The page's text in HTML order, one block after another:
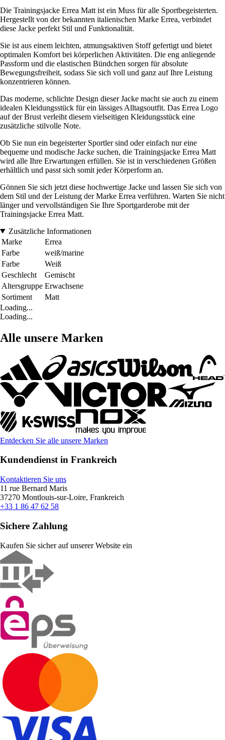
Die Trainingsjacke Errea Matt ist ein Muss für alle Sportbegeisterten.
Hergestellt von der bekannten italienischen Marke Errea, verbindet
diese Jacke perfekt Stil und Funktionalität.
Sie ist aus einem leichten, atmungsaktiven Stoff gefertigt und bietet
optimalen Komfort bei körperlichen Aktivitäten. Die eng anliegende
Passform und die elastischen Bündchen sorgen für absolute
Bewegungsfreiheit, sodass Sie sich voll und ganz auf Ihre Leistung
konzentrieren können.
Das moderne, schlichte Design dieser Jacke macht sie auch zu einem
idealen Kleidungsstück für ein lässiges Alltagsoutfit. Das Errea Logo
auf der Brust verleiht diesem vielseitigen Kleidungsstück eine
zusätzliche stilvolle Note.
Ob Sie nun ein begeisterter Sportler sind oder einfach nur eine
bequeme und modische Jacke suchen, die Trainingsjacke Errea Matt
wird alle Ihre Erwartungen erfüllen. Sie ist in verschiedenen Größen
erhältlich und passt sich somit jeder Körperform an.
Gönnen Sie sich jetzt diese hochwertige Jacke und lassen Sie sich von
dem Stil und der Leistung der Marke Errea verführen. Warten Sie nicht
länger und vervollständigen Sie Ihre Sportgarderobe mit der
Trainingsjacke Errea Matt.
Zusätzliche Informationen
Marke
Errea
Farbe
weiß/marine
Farbe
Weiß
Geschlecht
Gemischt
Altersgruppe Erwachsene
Sortiment
Matt
Loading...
Loading...
Alle unsere Marken
Entdecken Sie alle unsere Marken
Kundendienst in Frankreich
Kontaktieren Sie uns
11 rue Bernard Maris
37270 Montlouis-sur-Loire, Frankreich
+33 1 86 47 62 58
Sichere Zahlung
Kaufen Sie sicher auf unserer Website ein